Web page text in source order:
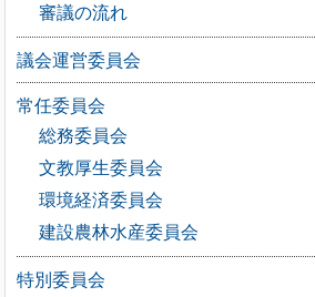
審議の流れ
議会運営委員会
常任委員会
総務委員会
文教厚生委員会
環境経済委員会
建設農林水産委員会
特別委員会